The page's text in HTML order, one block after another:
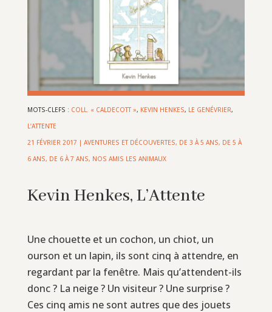
MOTS-CLEFS : COLL. « CALDECOTT », KEVIN HENKES, LE GENÉVRIER,
L’ATTENTE
21 FÉVRIER 2017 | AVENTURES ET DÉCOUVERTES, DE 3 À 5 ANS, DE 5 À
6 ANS, DE 6 À 7 ANS, NOS AMIS LES ANIMAUX
Kevin Henkes, L’Attente
Une chouette et un cochon, un chiot, un
ourson et un lapin, ils sont cinq à attendre, en
regardant par la fenêtre. Mais qu’attendent-ils
donc ? La neige ? Un visiteur ? Une surprise ?
Ces cinq amis ne sont autres que des jouets